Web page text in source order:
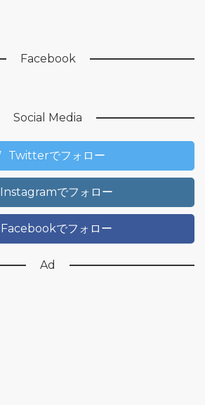
Facebook
Social Media
Twitterでフォロー
Instagramでフォロー
Facebookでフォロー
Ad